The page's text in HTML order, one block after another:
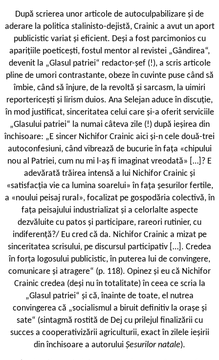
După scrierea unor articole de autoculpabilizare și de
aderare la politica stalinisto-dejistă, Crainic a avut un aport
publicistic variat și eficient. Deși a fost parcimonios cu
aparițiile poeticești, fostul mentor al revistei „Gândirea“,
devenit la „Glasul patriei“ redactor-șef (!), a scris articole
pline de umori contrastante, obeze în cuvinte puse când să
îmbie, când să înjure, de la revoltă și sarcasm, la uimiri
reportericești și lirism duios. Ana Selejan aduce în discuție,
în mod justificat, sinceritatea celui care și-a oferit serviciile
„Glasului patriei“ la numai câteva zile (!) după ieșirea din
închisoare: „E sincer Nichifor Crainic aici și-n cele două-trei
autoconfesiuni, când vibrează de bucurie în fața «chipului
nou al Patriei, cum nu mi l-aș fi imaginat vreodată» […]? E
adevărată trăirea intensă a lui Nichifor Crainic și
«satisfacția vie ca lumina soarelui» în fața șesurilor fertile,
a «noului peisaj rural», focalizat pe gospodăria colectivă, în
fața peisajului industrializat și a celorlalte aspecte
dezvăluite cu patos și participare, rareori rutinier, cu
indiferență?/ Eu cred că da. Nichifor Crainic a mizat pe
sinceritatea scrisului, pe discursul participativ […]. Credea
în forța logosului publicistic, în puterea lui de convingere,
comunicare și atragere“ (p. 118). Opinez și eu că Nichifor
Crainic credea (deși nu în totalitate) în ceea ce scria la
„Glasul patriei“ și că, înainte de toate, el nutrea
convingerea că „socialismul a biruit definitiv la orașe și
sate“ (sintagmă rostită de Dej cu prilejul finalizării cu
succes a cooperativizării agriculturii, exact în zilele ieșirii
din închisoare a autorului Șesurilor natale).